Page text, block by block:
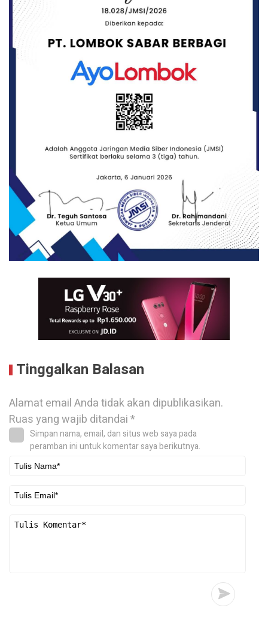
Tinggalkan Balasan
Alamat email Anda tidak akan dipublikasikan.
Ruas yang wajib ditandai*
Simpan nama, email, dan situs web saya pada
peramban ini untuk komentar saya berikutnya.